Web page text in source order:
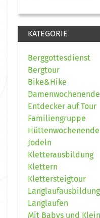
KATEGORIE
Berggottesdienst
Bergtour
Bike&Hike
Damenwochenende
Entdecker auf Tour
Familiengruppe
Hüttenwochenende
Jodeln
Kletterausbildung
Klettern
Klettersteigtour
Langlaufausbildung
Langlaufen
Mit Babys und